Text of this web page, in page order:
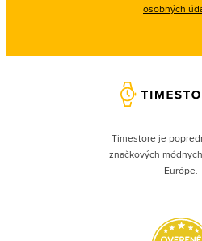
osobných
Timestore je
značkových
Európe.